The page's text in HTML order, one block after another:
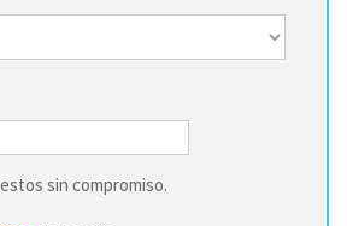
sin compromiso.